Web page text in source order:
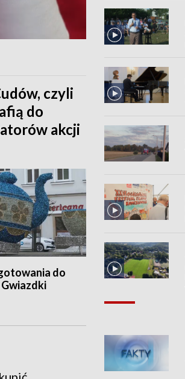
czyli
do
akcji
do